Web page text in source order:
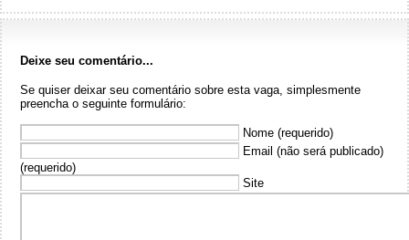
Deixe seu comentário...
Se quiser deixar seu comentário sobre esta vaga, simplesmente
preencha o seguinte formulário:
Nome (requerido)
Email (não será publicado)
(requerido)
Site